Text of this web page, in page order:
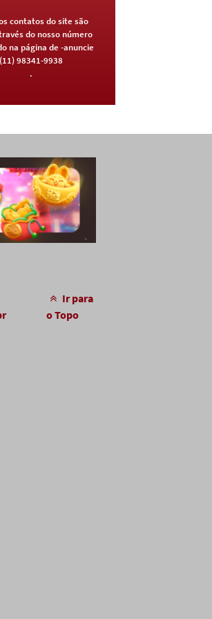
contatos do site são
do nosso número
na página de -anuncie
(11) 98341-9938
.
Ir para
o Topo